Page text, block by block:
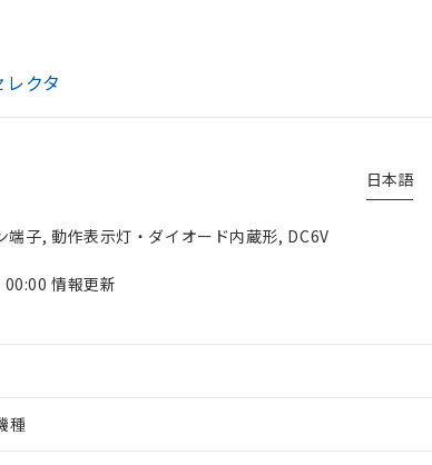
クタ
日本語
子, 動作表示灯・ダイオード内蔵形, DC6V
情報更新
種